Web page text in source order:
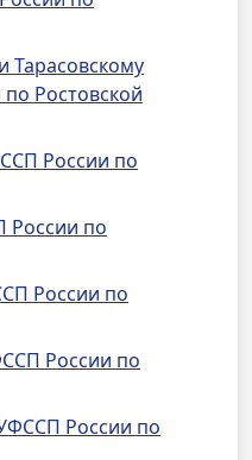
Ростовской
России по
России по
России по
России по
России по